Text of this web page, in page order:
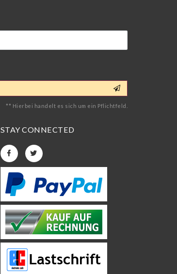
** Hierbei handelt es sich um ein Pflichtfeld.
STAY CONNECTED